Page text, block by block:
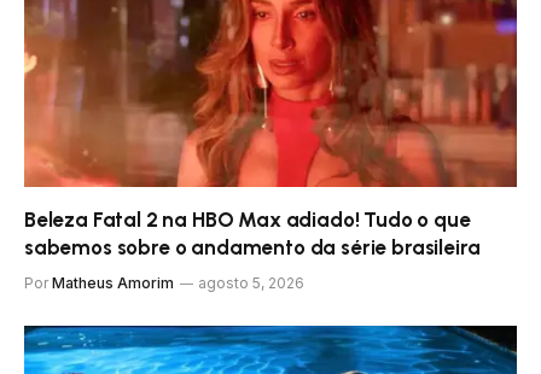
Beleza Fatal 2 na HBO Max adiado! Tudo o que
sabemos sobre o andamento da série brasileira
Por Matheus Amorim agosto 5, 2026